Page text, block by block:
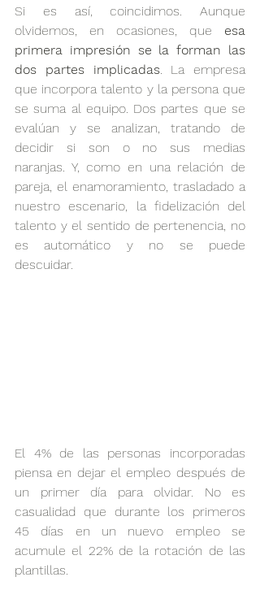
Si es así, coincidimos. Aunque
olvidemos, en ocasiones, que esa
primera impresión se la forman las
dos partes implicadas. La empresa
que incorpora talento y la persona que
se suma al equipo. Dos partes que se
evalúan y se analizan, tratando de
decidir si son o no sus medias
naranjas. Y, como en una relación de
pareja, el enamoramiento, trasladado a
nuestro escenario, la fidelización del
talento y el sentido de pertenencia, no
es automático y no se puede
descuidar.
El 4% de las personas incorporadas
piensa en dejar el empleo después de
un primer día para olvidar. No es
casualidad que durante los primeros
45 días en un nuevo empleo se
acumule el 22% de la rotación de las
plantillas.